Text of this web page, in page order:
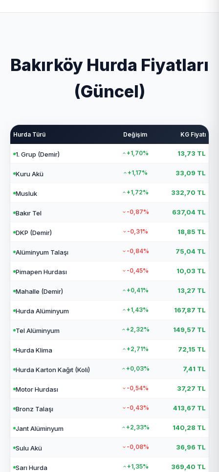
ödeme ve hızlı havale/EFT yöntemi ile çalışmaktadır.
Bakırköy Hurda Fiyatları
(Güncel)
Hurda Türü Değişim KG Fiyatı
1. Grup (Demir) +1,70% 13,73 TL
Kuru Akü +1,17% 33,09 TL
Musluk +1,72% 332,70 TL
Bakır Tel -0,87% 637,04 TL
DKP (Demir) -0,31% 18,85 TL
Alüminyum Talaşı -0,84% 75,04 TL
Pimapen Hurdası -0,45% 10,03 TL
Mahalle (Demir) +0,41% 13,27 TL
Hurda Alüminyum +1,43% 167,87 TL
Tel Alüminyum +2,32% 149,57 TL
Hurda Klima +2,71% 72,15 TL
Hurda Karton Kağıt (Koli) +0,03% 7,41 TL
Motor Hurdası -0,54% 37,27 TL
Bronz Talaşı -0,43% 413,67 TL
Jant Alüminyum +2,33% 140,28 TL
Sulu Akü -0,08% 36,96 TL
Sarı Hurda +1,35% 369,40 TL